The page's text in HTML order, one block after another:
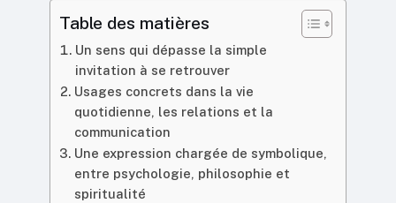
Table des matières
Un sens qui dépasse la simple
invitation à se retrouver
Usages concrets dans la vie
quotidienne, les relations et la
communication
Une expression chargée de symbolique,
entre psychologie, philosophie et
spiritualité